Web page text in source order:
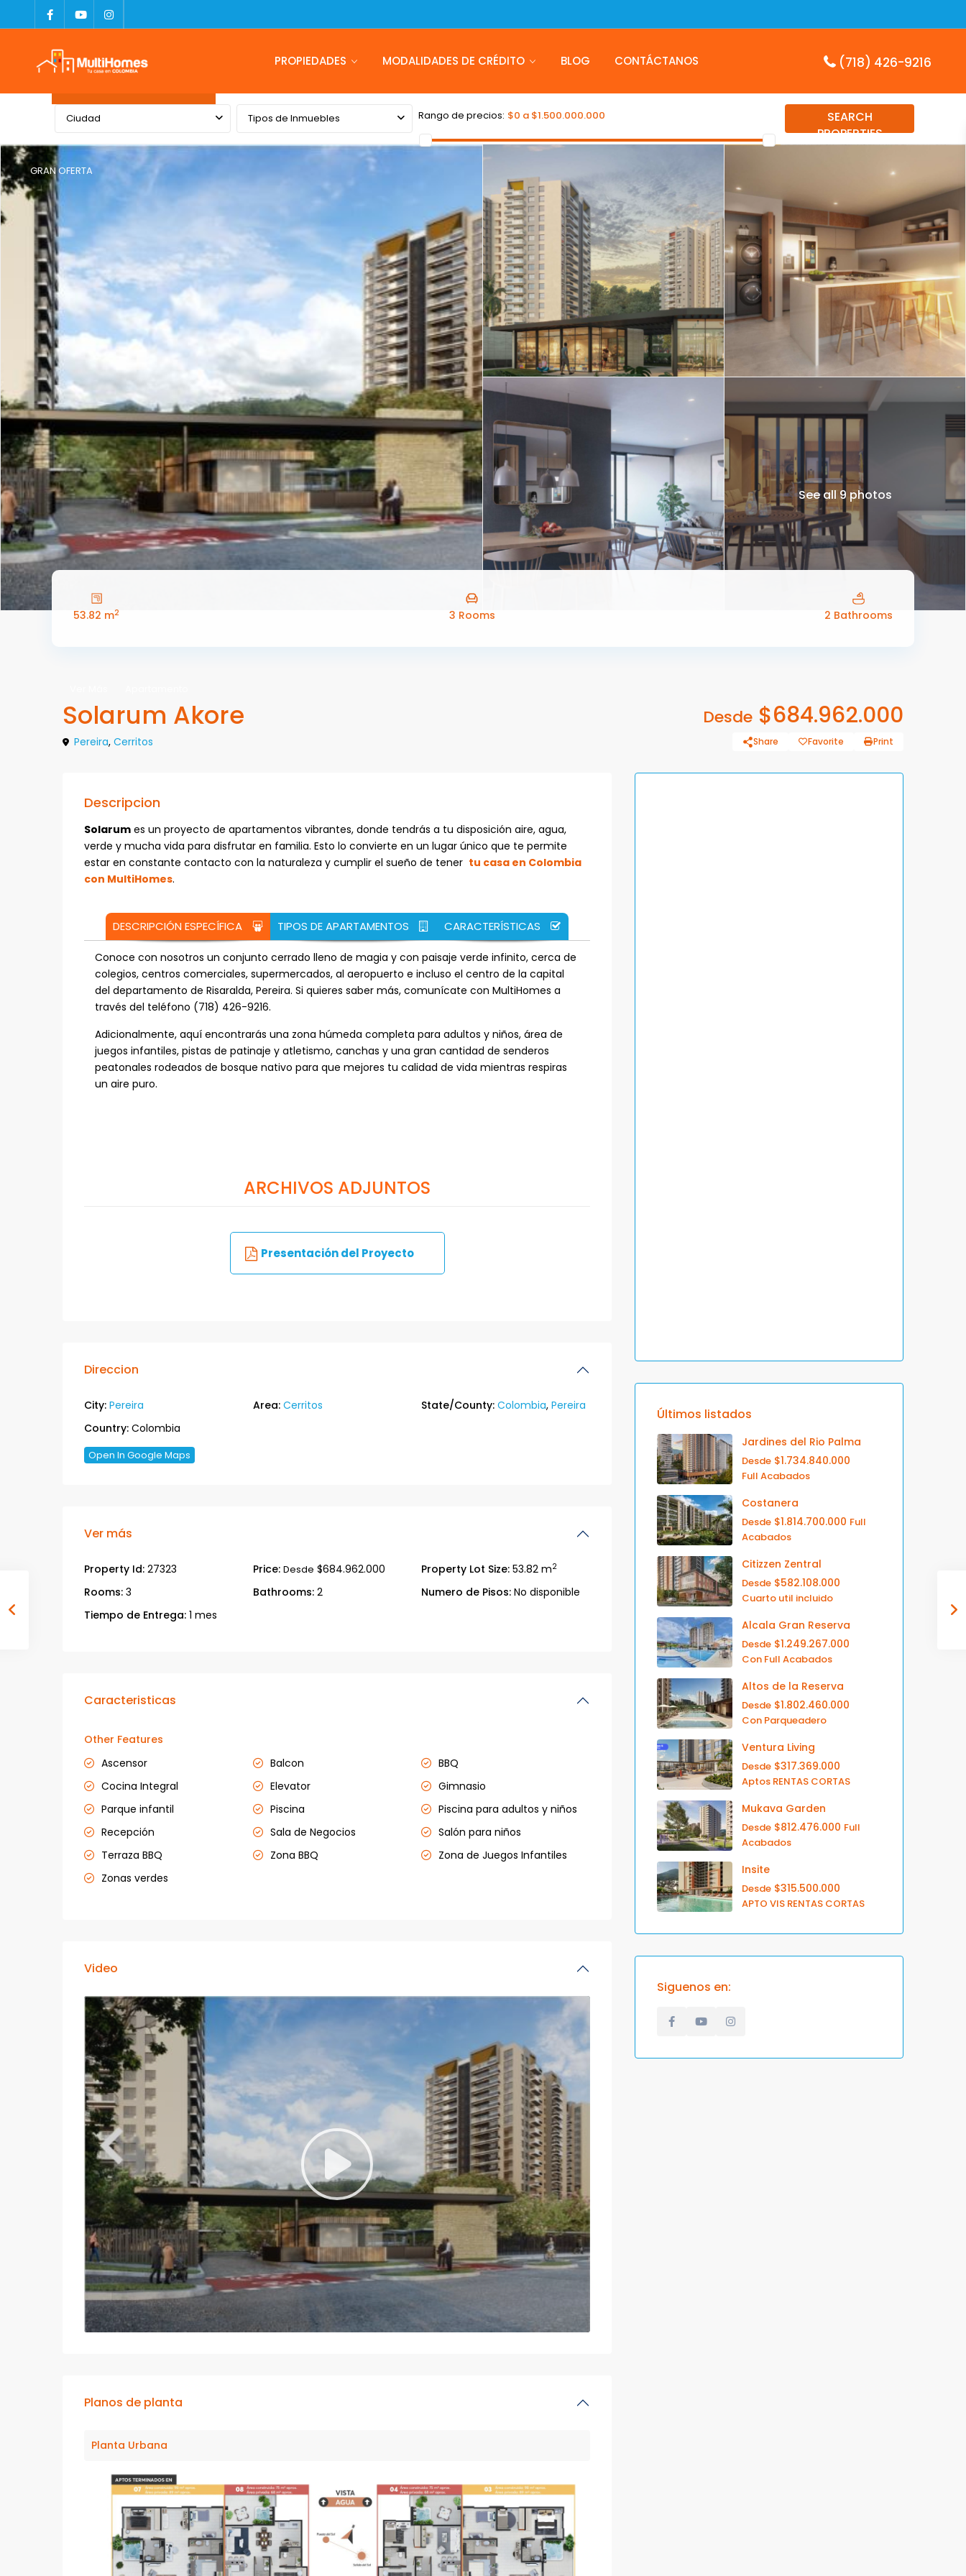
PROPIEDADES MODALIDADES DE CRÉDITO BLOG CONTÁCTANOS (718) 426-9216
Ciudad Tipos de Inmuebles Rango de precios: $0 a $1.500.000.000
SEARCH
PROPERTIES
GRAN OFERTA
See all 9 photos
53.82 m2 3 Rooms 2 Bathrooms
Solarum Akore Desde $684.962.000
Pereira, Cerritos Share Favorite Print
Descripcion
Solarum es un proyecto de apartamentos vibrantes, donde tendrás a tu disposición aire, agua,
verde y mucha vida para disfrutar en familia. Esto lo convierte en un lugar único que te permite
estar en constante contacto con la naturaleza y cumplir el sueño de tener tu casa en Colombia
con MultiHomes.
DESCRIPCIÓN ESPECÍFICA TIPOS DE APARTAMENTOS CARACTERÍSTICAS
Conoce con nosotros un conjunto cerrado lleno de magia y con paisaje verde infinito, cerca de
colegios, centros comerciales, supermercados, al aeropuerto e incluso el centro de la capital
del departamento de Risaralda, Pereira. Si quieres saber más, comunícate con MultiHomes a
través del teléfono (718) 426-9216.
Adicionalmente, aquí encontrarás una zona húmeda completa para adultos y niños, área de
juegos infantiles, pistas de patinaje y atletismo, canchas y una gran cantidad de senderos
peatonales rodeados de bosque nativo para que mejores tu calidad de vida mientras respiras
un aire puro.
ARCHIVOS ADJUNTOS
Presentación del Proyecto
Direccion
City: Pereira Area: Cerritos State/County: Colombia,Pereira
Country: Colombia
Open In Google Maps
Ver más
Property Id: 27323 Price: Desde $684.962.000 Property Lot Size: 53.82 m2
Rooms: 3 Bathrooms:2 Numero de Pisos: No disponible
Tiempo de Entrega: 1 mes
Caracteristicas
Other Features
Ascensor
Balcon
BBQ
Cocina Integral
Elevator
Gimnasio
Parque infantil
Piscina
Piscina para adultos y niños
Recepción
Sala de Negocios
Salón para niños
Terraza BBQ
Zona BBQ
Zona de Juegos Infantiles
Zonas verdes
Video
Planos de planta
Planta Urbana
Últimos listados
Jardines del Rio Palma
Desde $1.734.840.000
Full Acabados
Costanera
Desde $1.814.700.000 Full
Acabados
Citizzen Zentral
Desde $582.108.000
Cuarto util incluido
Alcala Gran Reserva
Desde $1.249.267.000
Con Full Acabados
Altos de la Reserva
Desde $1.802.460.000
Con Parqueadero
Ventura Living
Desde $317.369.000
Aptos RENTAS CORTAS
Mukava Garden
Desde $812.476.000 Full
Acabados
Insite
Desde $315.500.000
APTO VIS RENTAS CORTAS
Siguenos en: